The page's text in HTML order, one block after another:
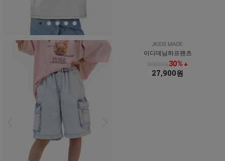
이디데님하프팬츠
39,800원30% ↓
27,900원